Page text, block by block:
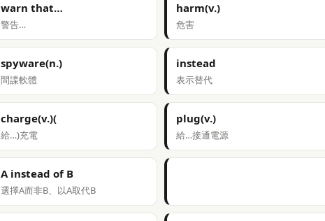
warn that…
警告…
harm(v.)
危害
spyware(n.)
間諜軟體
instead
表示替代
charge(v.)(
給…)充電
plug(v.)
給…接通電源
A instead of B
選擇A而非B、以A取代B